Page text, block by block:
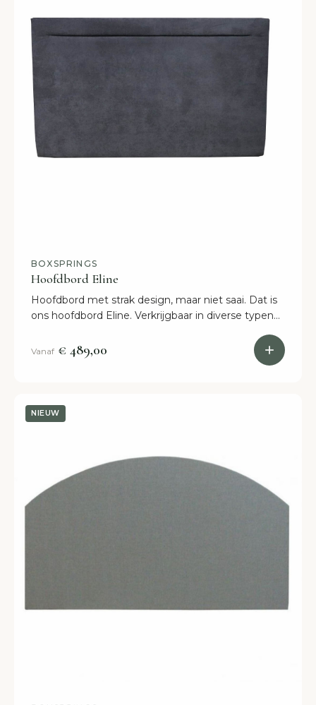
BOXSPRINGS
Hoofdbord Eline
Hoofdbord met strak design, maar niet saai. Dat is
ons hoofdbord Eline. Verkrijgbaar in diverse typen
Vanaf € 489,00
NIEUW